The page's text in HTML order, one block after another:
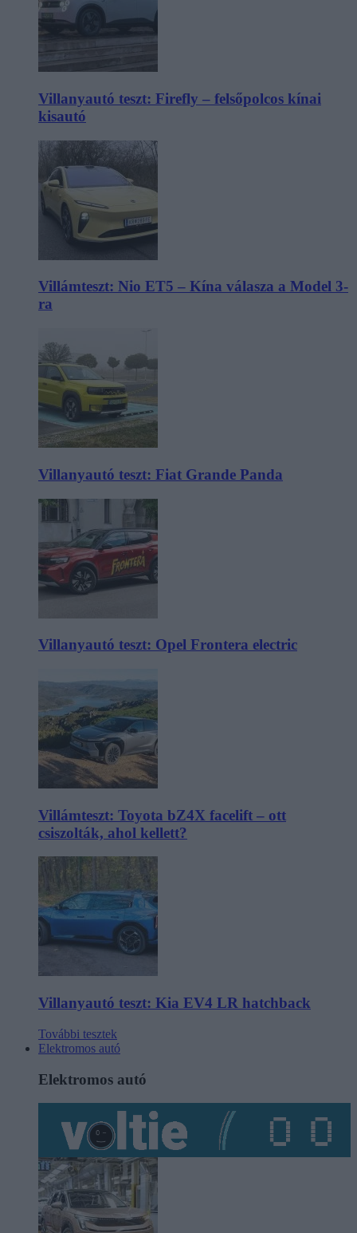
Villanyautó teszt: Firefly – felsőpolcos kínai
kisautó
Villámteszt: Nio ET5 – Kína válasza a Model 3-
ra
Villanyautó teszt: Fiat Grande Panda
Villanyautó teszt: Opel Frontera electric
Villámteszt: Toyota bZ4X facelift – ott
csiszolták, ahol kellett?
Villanyautó teszt: Kia EV4 LR hatchback
További tesztek
Elektromos autó
Elektromos autó